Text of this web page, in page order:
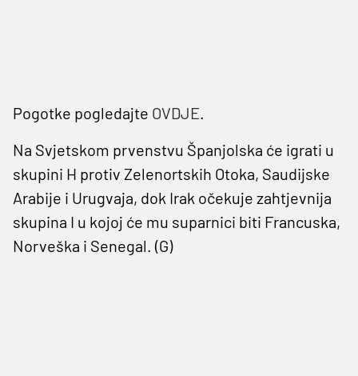
Pogotke pogledajte OVDJE.
Na Svjetskom prvenstvu Španjolska će igrati u
skupini H protiv Zelenortskih Otoka, Saudijske
Arabije i Urugvaja, dok Irak očekuje zahtjevnija
skupina I u kojoj će mu suparnici biti Francuska,
Norveška i Senegal. (G)